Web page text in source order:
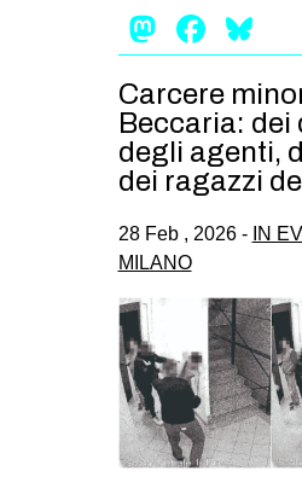
ARTE
CINEMA
MUSICA
AFRICA
Carcere
Beccaria: dei
degli agenti,
dei ragazzi
28 Feb , 2026 - IN
MILANO